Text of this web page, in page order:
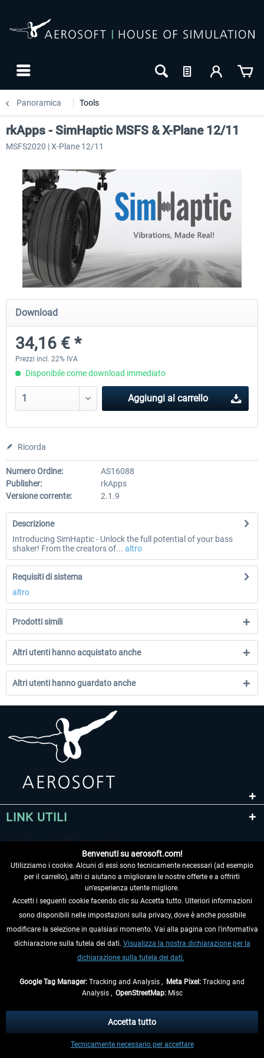
Panoramica Tools
Traffic Global for X-Plane 12/11 (Mac)
45,70 € *
NUOVO
rkApps - SimHaptic MSFS & X-Plane 12/11
MSFS2020 | X-Plane 12/11
Download
34,16 € *
Prezzi incl. 22% IVA
Disponibile come download immediato
Aggiungi al carrello
Ricorda
Numero Ordine:
AS16088
Publisher:
rkApps
Versione corrente:
2.1.9
Descrizione
Introducing SimHaptic - Unlock the full potential of your bass
shaker! From the creators of... altro
Requisiti di sistema
altro
Prodotti simili
Altri utenti hanno acquistato anche
Altri utenti hanno guardato anche
LINK UTILI
RECEDERE DAL CONTRATTO
INFORMAZIONI
eventualmente le spese di spedizione, se non diversamente descritto.
** Riguarda le spedizioni al di fuori della Germania, i tempi di consegna per le
altre nazioni sono disponibili nelleinformazioni di spedizione
Benvenuti su aerosoft.com!
Utilizziamo i cookie. Alcuni di essi sono tecnicamente necessari (ad esempio
per il carrello), altri ci aiutano a migliorare le nostre offerte e a offrirti
un'esperienza utente migliore.
Accetti i seguenti cookie facendo clic su Accetta tutto. Ulteriori informazioni
sono disponibili nelle impostazioni sulla privacy, dove è anche possibile
modificare la selezione in qualsiasi momento. Vai alla pagina con l'informativa
dichiarazione sulla tutela dei dati. Visualizza la nostra dichiarazione per la
dichiarazione sulla tutela dei dati.
Google Tag Manager: Tracking and Analysis , Meta Pixel: Tracking and
Analysis , OpenStreetMap:Misc
Tecnicamente necessario per accettare
Accetta tutto